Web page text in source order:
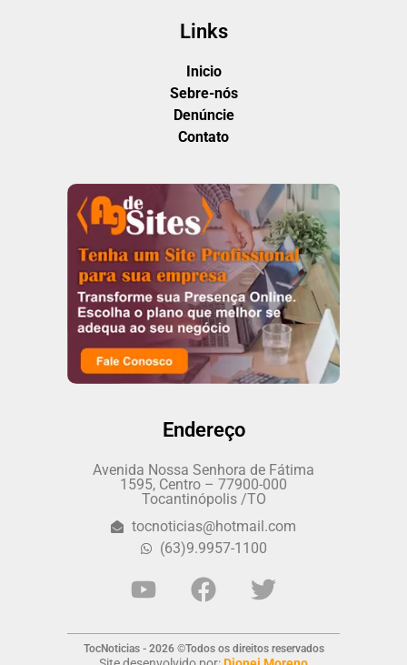
Links
Inicio
Sebre-nós
Denúncie
Contato
Endereço
Avenida Nossa Senhora de Fátima
1595, Centro – 77900-000
Tocantinópolis /TO
tocnoticias@hotmail.com
(63)9.9957-1100
TocNoticias - 2026 ©Todos os direitos reservados